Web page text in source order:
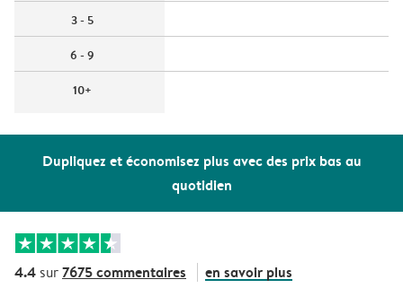
Dupliquez et économisez plus avec des prix bas au
quotidien
3 - 5
6 - 9
10+
4.4 sur7675 commentaires en savoir plus